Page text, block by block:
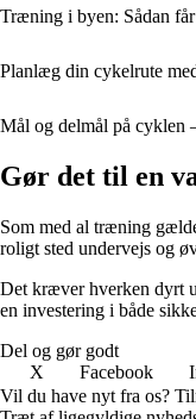
Træning i byen: Sådan
Planlæg din cykelrute
Mål og delmål på cyklen
Gør det til en
Som med al træning
roligt sted undervejs og
Det kræver hverken dyrt
en investering i både
Del og gør godt
X
Facebook
Vil du have nyt fra os?